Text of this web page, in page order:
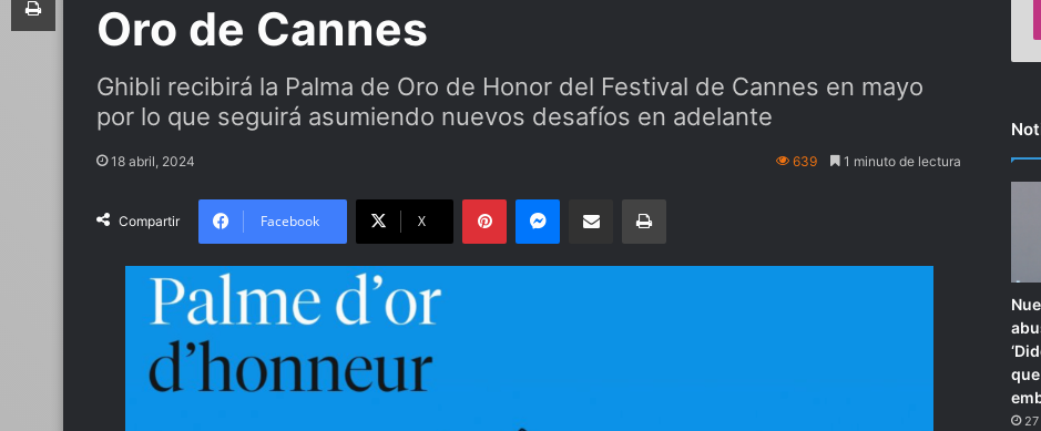
Oro de Cannes
Ghibli recibirá la Palma de Oro de Honor del Festival de Cannes en mayo
por lo que seguirá asumiendo nuevos desafíos en adelante
18 abril, 2024 639 1 minuto de lectura
Compartir Facebook X
PinterestMessenger
Compartir por email Imprimir